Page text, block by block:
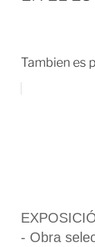
Tambien es
- Obra